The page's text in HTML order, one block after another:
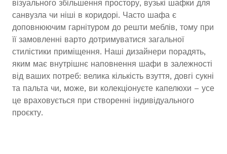
візуального збільшення простору, вузькі шафки для
санвузла чи ніші в коридорі. Часто шафа є
доповнюючим гарнітуром до решти меблів, тому при
її замовленні варто дотримуватися загальної
стилістики приміщення. Наші дизайнери порадять,
яким має внутрішнє наповнення шафи в залежності
від ваших потреб: велика кількість взуття, довгі сукні
та пальта чи, може, ви колекціонуєте капелюхи – усе
це враховується при створенні індивідуального
проєкту.